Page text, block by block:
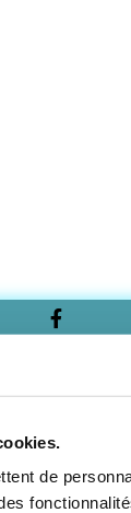
de